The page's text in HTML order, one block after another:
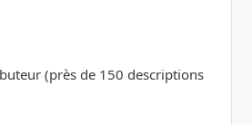
(près de 150 descriptions